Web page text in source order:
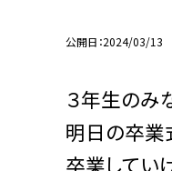
公開日 2024/03/13
３年生のみ
明日の卒業
卒業してい